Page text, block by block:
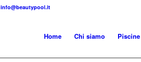
info@beautypool.it
Home Chi siamo Piscine